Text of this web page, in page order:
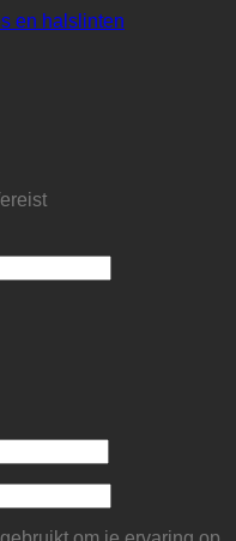
en halslinten